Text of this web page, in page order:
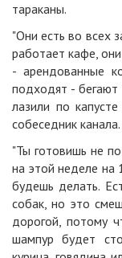
тараканы.
"Они есть во всех
работает кафе,
- арендованные
подходят -
лазили по
собеседник канала.
"Ты готовишь не
на этой неделе на
будешь делать.
собак, но это
дорогой, потому
шампур будет